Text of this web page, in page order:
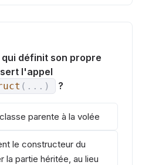
définit son propre
l'appel
( ... ) ?
parente à la volée
le constructeur du
la partie héritée, au lieu